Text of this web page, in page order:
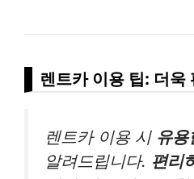
렌트카 이용 팁: 더욱
렌트카 이용 시 유용
알려드립니다. 편리